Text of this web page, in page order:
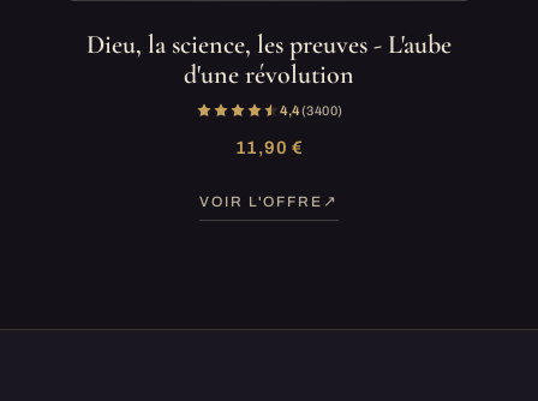
Dieu, la science, les preuves - L'aube
d'une révolution
4,4(3 400)
11,90 €
VOIR L'OFFRE